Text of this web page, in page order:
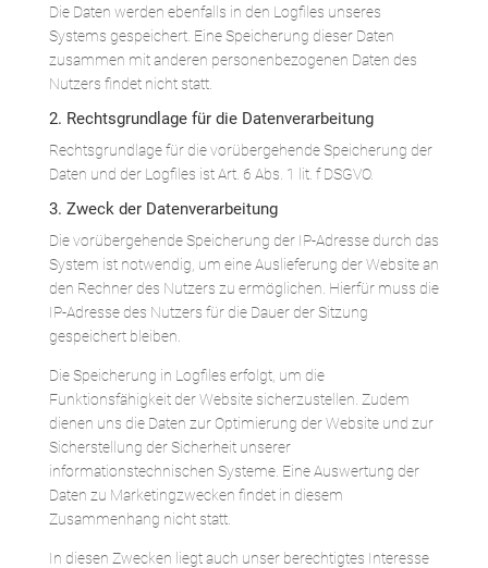
Die Daten werden ebenfalls in den Logfiles unseres
Systems gespeichert. Eine Speicherung dieser Daten
zusammen mit anderen personenbezogenen Daten des
Nutzers findet nicht statt.
2. Rechtsgrundlage für die Datenverarbeitung
Rechtsgrundlage für die vorübergehende Speicherung der
Daten und der Logfiles ist Art. 6 Abs. 1 lit. f DSGVO.
3. Zweck der Datenverarbeitung
Die vorübergehende Speicherung der IP-Adresse durch das
System ist notwendig, um eine Auslieferung der Website an
den Rechner des Nutzers zu ermöglichen. Hierfür muss die
IP-Adresse des Nutzers für die Dauer der Sitzung
gespeichert bleiben.
Die Speicherung in Logfiles erfolgt, um die
Funktionsfähigkeit der Website sicherzustellen. Zudem
dienen uns die Daten zur Optimierung der Website und zur
Sicherstellung der Sicherheit unserer
informationstechnischen Systeme. Eine Auswertung der
Daten zu Marketingzwecken findet in diesem
Zusammenhang nicht statt.
In diesen Zwecken liegt auch unser berechtigtes Interesse